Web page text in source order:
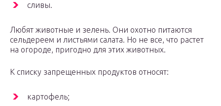
сливы.
Любят животные и зелень. Они охотно питаются
сельдереем и листьями салата. Но не все, что растет
на огороде, пригодно для этих животных.
К списку запрещенных продуктов относят:
картофель;